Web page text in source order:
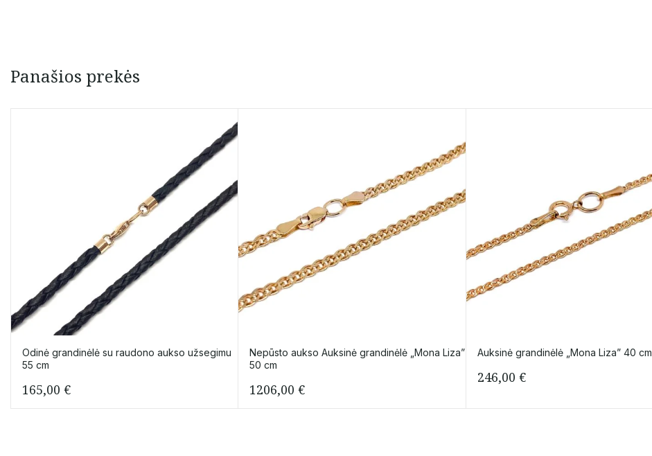
Panašios prekės
Odinė grandinėlė su raudono aukso užsegimu
55 cm
165,00 €
Nepūsto aukso Auksinė grandinėlė „Mona Liza”
50 cm
1206,00€
Auksinė grandinėlė „Mona Liza” 40 cm
246,00 €